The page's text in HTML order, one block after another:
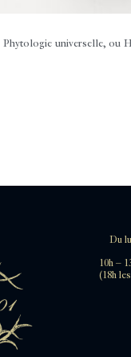
Phytologie universelle, ou
Du
10h –
(18h